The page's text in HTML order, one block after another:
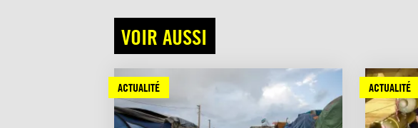
VOIR AUSSI
ACTUALITÉ ACTUALITÉ